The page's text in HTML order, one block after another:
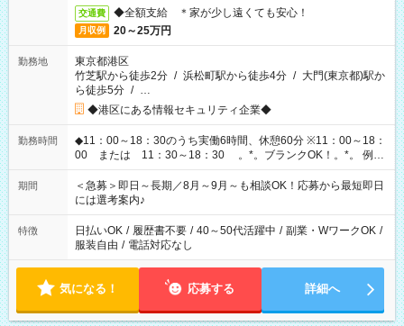
交通費 ◆全額支給 ＊家が少し遠くても安心！
月収例 20～25万円
勤務地
東京都港区
竹芝駅から徒歩2分 / 浜松町駅から徒歩4分 / 大門(東京都)駅か
ら徒歩5分 / …
◆港区にある情報セキュリティ企業◆
勤務時間
◆11：00～18：30のうち実働6時間、休憩60分 ※11：00～18：
00 または 11：30～18：30 。*。ブランクOK！。*。 例え
ば前職が、 在宅/財団法人/事務/コールセンター/受付/販売/カフェ
スタッフ スイーツ販売/ホテルフロント/化粧品販売/など 様々な
業界から入社して活躍されています♪
期間
＜急募＞即日～長期／8月～9月～も相談OK！応募から最短即日
には選考案内♪
特徴 日払いOK / 履歴書不要 / 40～50代活躍中 / 副業・WワークOK /
服装自由 / 電話対応なし
気になる！ 応募する 詳細へ